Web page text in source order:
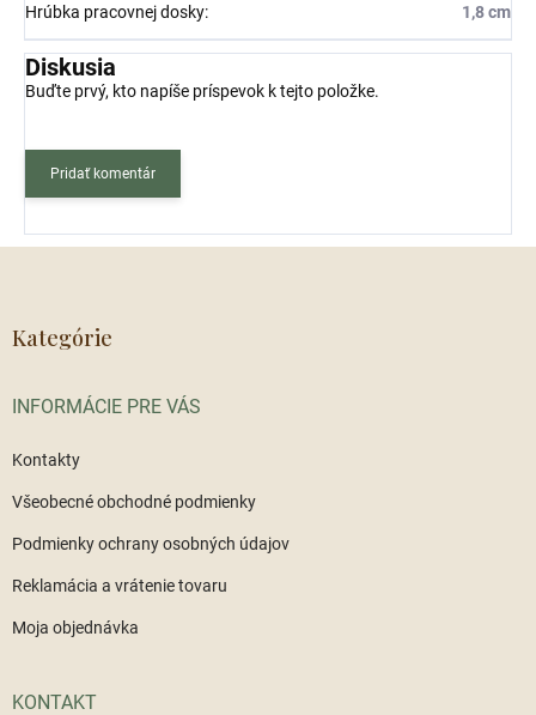
Hrúbka pracovnej dosky: 1,8 cm
Diskusia
Buďte prvý, kto napíše príspevok k tejto položke.
Pridať komentár
Kategórie
INFORMÁCIE PRE VÁS
Kontakty
Všeobecné obchodné podmienky
Podmienky ochrany osobných údajov
Reklamácia a vrátenie tovaru
Moja objednávka
KONTAKT